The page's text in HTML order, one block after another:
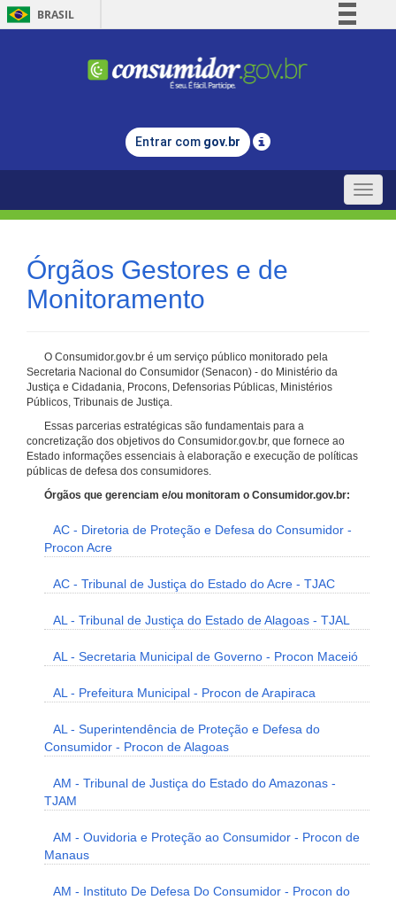
BRASIL
Comunica BR
Legislação
Entrar com gov.br
Toggle
Órgãos Gestores e de
Monitoramento
O Consumidor.gov.br é um serviço público monitorado pela
Secretaria Nacional do Consumidor (Senacon) - do Ministério da
Justiça e Cidadania, Procons, Defensorias Públicas, Ministérios
Públicos, Tribunais de Justiça.
Essas parcerias estratégicas são fundamentais para a
concretização dos objetivos do Consumidor.gov.br, que fornece ao
Estado informações essenciais à elaboração e execução de políticas
públicas de defesa dos consumidores.
Órgãos que gerenciam e/ou monitoram o Consumidor.gov.br:
AC - Diretoria de Proteção e Defesa do Consumidor -
Procon Acre
AC - Tribunal de Justiça do Estado do Acre - TJAC
AL - Tribunal de Justiça do Estado de Alagoas - TJAL
AL - Secretaria Municipal de Governo - Procon Maceió
AL - Prefeitura Municipal - Procon de Arapiraca
AL - Superintendência de Proteção e Defesa do
Consumidor - Procon de Alagoas
AM - Tribunal de Justiça do Estado do Amazonas -
TJAM
AM - Ouvidoria e Proteção ao Consumidor - Procon de
Manaus
AM - Instituto De Defesa Do Consumidor - Procon do